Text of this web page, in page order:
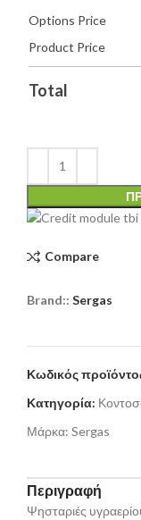
Options Price
Product Price
Total
Compare
Brand:: Sergas
Κωδικός
Κατηγορία:
Μάρκα: Sergas
Περιγραφή
Ψησταριές